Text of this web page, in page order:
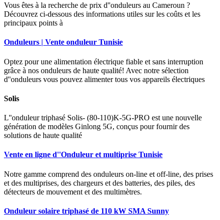
Vous êtes à la recherche de prix d''onduleurs au Cameroun ?
Découvrez ci-dessous des informations utiles sur les coûts et les
principaux points à
Onduleurs | Vente onduleur Tunisie
Optez pour une alimentation électrique fiable et sans interruption
grâce à nos onduleurs de haute qualité! Avec notre sélection
d''onduleurs vous pouvez alimenter tous vos appareils électriques
Solis
L''onduleur triphasé Solis- (80-110)K-5G-PRO est une nouvelle
génération de modèles Ginlong 5G, conçus pour fournir des
solutions de haute qualité
Vente en ligne d''Onduleur et multiprise Tunisie
Notre gamme comprend des onduleurs on-line et off-line, des prises
et des multiprises, des chargeurs et des batteries, des piles, des
détecteurs de mouvement et des multimètres.
Onduleur solaire triphasé de 110 kW SMA Sunny